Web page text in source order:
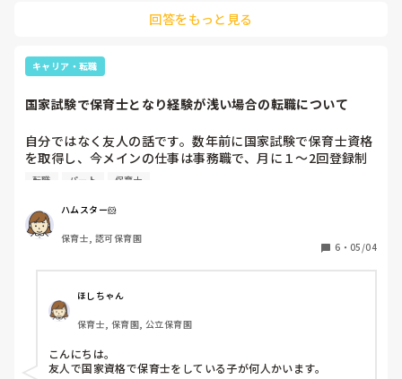
ので、役に立ちたいと思い始めました！
回答をもっと見る
キャリア・転職
国家試験で保育士となり経験が浅い場合の転職について
自分ではなく友人の話です。数年前に国家試験で保育士資格
を取得し、今メインの仕事は事務職で、月に１〜2回登録制
の保育士の仕事をしています。今後は保育士をメインとして
の子育て中なのでいきなり保育メインにすることも不安な様
子です。小規模園か放課後等デイサービスのパートからはじ
めて数年後に正職員になりたいそうですが、もし皆さんが同
前半です
転職 パート 保育士
ハムスター🐹
保育士, 認可保育園
6 ・ 05/04
ほしちゃん
保育士, 保育園, 公立保育園
こんにちは。
友人で国家資格で保育士をしている子が何人かいます。